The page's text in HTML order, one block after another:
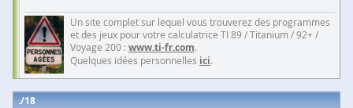
Un site complet sur lequel vous trouverez des programmes
et des jeux pour votre calculatrice TI 89 / Titanium / 92+ /
Voyage 200 : www.ti-fr.com.
Quelques idées personnelles ici.
18